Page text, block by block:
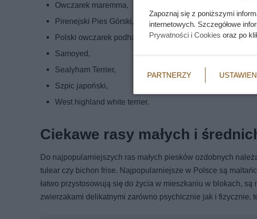
Owczarek maremma,
Pirenejski Pies Górski,
Polski owczarek podhalański,
Samoyed,
Sealyham Terrier,
Szpic japoński,
West highland white terrier.
Ciekawe rasy małych i
Do najpopularniejszych ras małych piesków ozdobnych
tulear czy bichon frise. Najpopularniejsze w Polsce są
łatwo przystosowują się do życia w mieszkaniu w blokach,
zwierzakami delikatnymi zarówno psychicznie jak i fizycznie,
Zapoznaj się z poniższymi
internetowych. Szczegółowe
Prywatności i Cookies oraz po
PARTNERZY